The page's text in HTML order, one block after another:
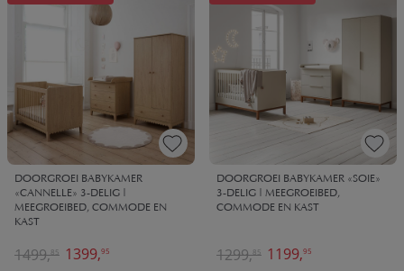
DOORGROEI BABYKAMER
«CANNELLE» 3-DELIG |
MEEGROEIBED, COMMODE EN
KAST
1399,95
1499,85
DOORGROEI BABYKAMER «SOIE»
3-DELIG | MEEGROEIBED,
COMMODE EN KAST
1199,95
1299,85